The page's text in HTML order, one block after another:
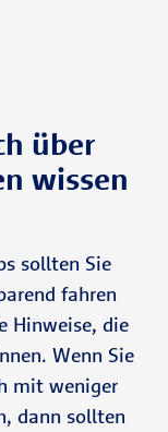
über
wissen
sollten Sie
fahren
Hinweise, die
Wenn Sie
mit weniger
dann sollten